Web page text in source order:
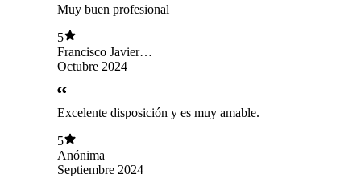
Muy buen profesional
5
Francisco Javier
Hidalgo Ortiz
Octubre 2024
Excelente disposición y es muy amable.
5
Anónima
Septiembre 2024